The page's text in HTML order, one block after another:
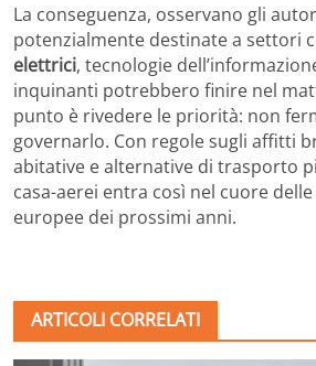
La conseguenza, osservano gli
potenzialmente destinate a settori
elettrici, tecnologie
inquinanti potrebbero finire nel
punto è rivedere le priorità: non
governarlo. Con regole sugli affitti
abitative e alternative di trasporto
casa-aerei entra così nel cuore
europee dei prossimi anni.
ARTICOLI CORRELATI